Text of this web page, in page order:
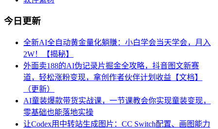
今日更新
全新AI全自动黄金量化躺賺：小白学会当天学会，月入
2W！【揭秘】
外面卖188的AI伪记录片掘金全攻略，抖音图文新赛
道，轻松涨粉变现，拿创作者伙伴计划收益【文档】
（更新）
AI童装爆款带货实战课，一节课教会你实现童装变现，
零基础也能落地实操
让Codex用中转站生成图片：CC Switch配置、画图能力